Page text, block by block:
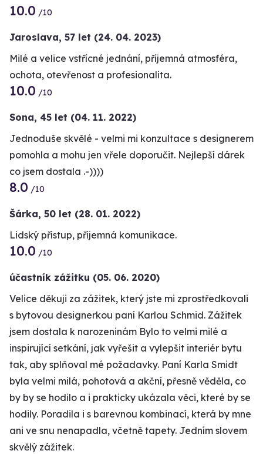
10.0 /10
Jaroslava, 57 let (24. 04. 2023)
Milé a velice vstřícné jednání, příjemná atmosféra,
ochota, otevřenost a profesionalita.
10.0 /10
Sona, 45 let (04. 11. 2022)
Jednoduše skvělé - velmi mi konzultace s designerem
pomohla a mohu jen vřele doporučit. Nejlepší dárek
co jsem dostala .-))))
8.0 /10
Šárka, 50 let (28. 01. 2022)
Lidský přístup, příjemná komunikace.
10.0 /10
účastník zážitku (05. 06. 2020)
Velice děkuji za zážitek, který jste mi zprostředkovali
s bytovou designerkou paní Karlou Schmid. Zážitek
jsem dostala k narozeninám Bylo to velmi milé a
inspirující setkání, jak vyřešit a vylepšit interiér bytu
tak, aby splňoval mé požadavky. Paní Karla Smidt
byla velmi milá, pohotová a akční, přesně věděla, co
by by se hodilo a i prakticky ukázala věci, které by se
hodily. Poradila i s barevnou kombinací, která by mne
ani ve snu nenapadla, včetně tapety. Jedním slovem
skvělý zážitek.